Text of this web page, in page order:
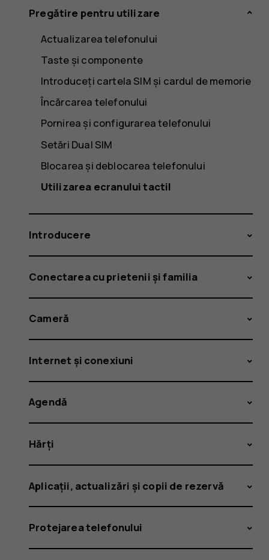
Pregătire pentru utilizare
Actualizarea telefonului
Taste și componente
Introduceți cartela SIM și cardul de memorie
Încărcarea telefonului
Pornirea și configurarea telefonului
Setări Dual SIM
Blocarea și deblocarea telefonului
Utilizarea ecranului tactil
Introducere
Conectarea cu prietenii și familia
Cameră
Internet și conexiuni
Agendă
Hărți
Aplicații, actualizări și copii de rezervă
Protejarea telefonului